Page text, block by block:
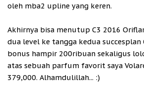
oleh mba2 upline yang keren.
Akhirnya bisa menutup C3 2016
dua level ke tangga kedua succesplan
bonus hampir 200ribuan sekaligus
atas sebuah parfum favorit saya
379,000. Alhamdulillah... :)